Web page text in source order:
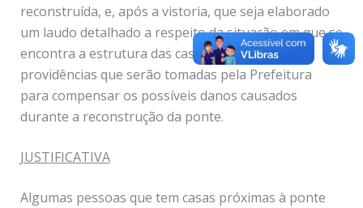
reconstruída, e, após a vistoria, que seja elaborado
um laudo detalhado a respeito da situação em que se
encontra a estrutura das casas, e todas as
providências que serão tomadas pela Prefeitura
para compensar os possíveis danos causados
durante a reconstrução da ponte.
JUSTIFICATIVA
Algumas pessoas que tem casas próximas à ponte